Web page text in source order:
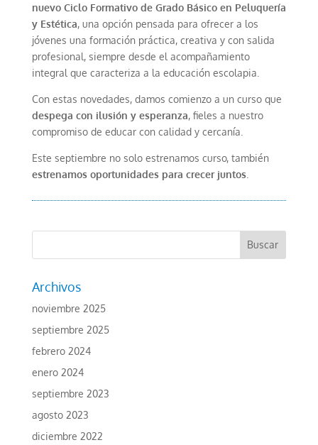
nuevo Ciclo Formativo de Grado Básico en Peluquería
y Estética, una opción pensada para ofrecer a los
jóvenes una formación práctica, creativa y con salida
profesional, siempre desde el acompañamiento
integral que caracteriza a la educación escolapia.
Con estas novedades, damos comienzo a un curso que
despega con ilusión y esperanza, fieles a nuestro
compromiso de educar con calidad y cercanía.
Este septiembre no solo estrenamos curso, también
estrenamos oportunidades para crecer juntos.
Archivos
noviembre 2025
septiembre 2025
febrero 2024
enero 2024
septiembre 2023
agosto 2023
diciembre 2022